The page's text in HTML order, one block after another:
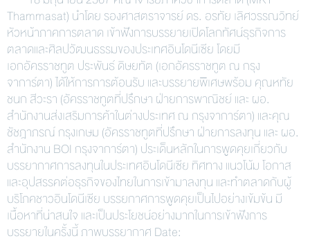
Thammasat) นำโดย รองศาสตราจารย์ ดร. อรทัย เลิศวรรณวิทย์
หัวหน้าภาคการตลาด เข้าฟังการบรรยายเปิดโลกทัศน์ธุรกิจการ
ตลาดและศิลปวัฒนธรรมของประเทศอินโดนีเซีย โดยมี
เอกอัครราชทูต ประพันธ์ ดิษยทัต (เอกอัครราชทูต ณ กรุง
จาการ์ตา) ได้ให้การการต้อนรับ และบรรยายพิเศษพร้อม คุณหทัย
ชนก สีวะรา (อัครราชทูตที่ปรึกษา ฝ่ายการพาณิชย์ และ ผอ.
สำนักงานส่งเสริมการค้าในต่างประเทศ ณ กรุงจาการ์ตา) และคุณ
ชัชฎาภรณ์ กรุงเกษม (อัครราชทูตที่ปรึกษา ฝ่ายการลงทุน และ ผอ.
สำนักงาน BOI กรุงจาการ์ตา) ประเด็นหลักในการพูดคุยเกี่ยวกับ
บรรยากาศการลงทุนในประเทศอินโดนีเซีย ทิศทาง แนวโน้ม โอกาส
และอุปสรรคต่อธุรกิจของไทยในการเข้ามาลงทุน และทำตลาดกับผู้
บริโภคชาวอินโดนีเซีย บรรยกาศการพูดคุยเป็นไปอย่างเข้มข้น มี
เนื้อหาที่น่าสนใจ และเป็นประโยชน์อย่างมากในการเข้าฟังการ
บรรยายในครั้งนี้ ภาพบรรยากาศ Date: